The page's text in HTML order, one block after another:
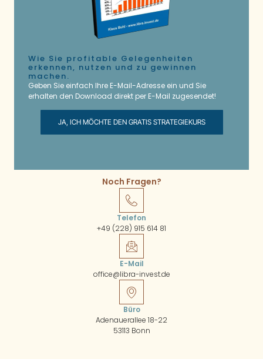
Wie Sie profitable Gelegenheiten
erkennen, nutzen und zu gewinnen
machen.
Geben Sie einfach Ihre E-Mail-Adresse ein und Sie
erhalten den Download direkt per E-Mail zugesendet!
JA, ICH MÖCHTE DEN GRATIS STRATEGIEKURS
Noch Fragen?
Telefon
+49 (228) 915 614 81
E-Mail
office@libra-invest.de
Büro
Adenauerallee 18-22
53113 Bonn